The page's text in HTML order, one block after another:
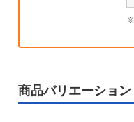
商品バリエーション